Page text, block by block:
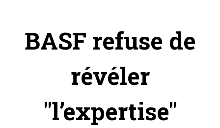
BASF refuse de
révéler
"l’expertise"